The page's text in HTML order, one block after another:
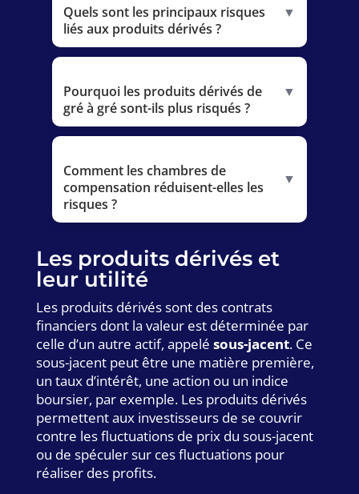
Quels sont les principaux risques
liés aux produits dérivés ?
▼
Pourquoi les produits dérivés de
gré à gré sont-ils plus risqués ?
▼
Comment les chambres de
compensation réduisent-elles les
risques ?
▼
Les produits dérivés et
leur utilité
Les produits dérivés sont des contrats
financiers dont la valeur est déterminée par
celle d’un autre actif, appelé sous-jacent. Ce
sous-jacent peut être une matière première,
un taux d’intérêt, une action ou un indice
boursier, par exemple. Les produits dérivés
permettent aux investisseurs de se couvrir
contre les fluctuations de prix du sous-jacent
ou de spéculer sur ces fluctuations pour
réaliser des profits.